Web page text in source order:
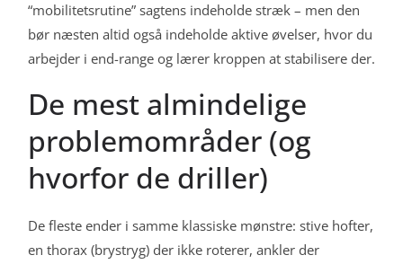
“mobilitetsrutine” sagtens indeholde stræk – men den
bør næsten altid også indeholde aktive øvelser, hvor du
arbejder i end-range og lærer kroppen at stabilisere der.
De mest almindelige
problemområder (og
hvorfor de driller)
De fleste ender i samme klassiske mønstre: stive hofter,
en thorax (brystryg) der ikke roterer, ankler der